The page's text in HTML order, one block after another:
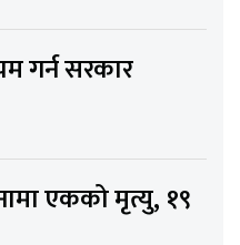
गर्न सरकार
एकको मृत्यु, १९